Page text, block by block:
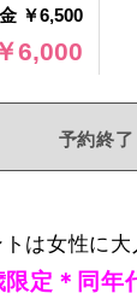
￥6,500
￥6,000
予約終了
は女性に
定＊同年